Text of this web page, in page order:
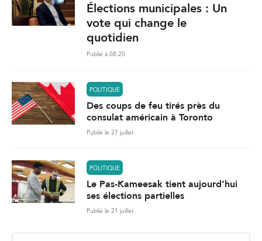
Élections municipales : Un
vote qui change le
quotidien
Publié à 08:20
POLITIQUE
Des coups de feu tirés près du
consulat américain à Toronto
Publié le 27 juillet
POLITIQUE
Le Pas-Kameesak tient aujourd’hui
ses élections partielles
Publié le 21 juillet